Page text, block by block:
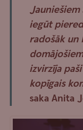
Jauniešiem
iegūt
radošāk un
izvirzīja
kopīgais
saka Anita